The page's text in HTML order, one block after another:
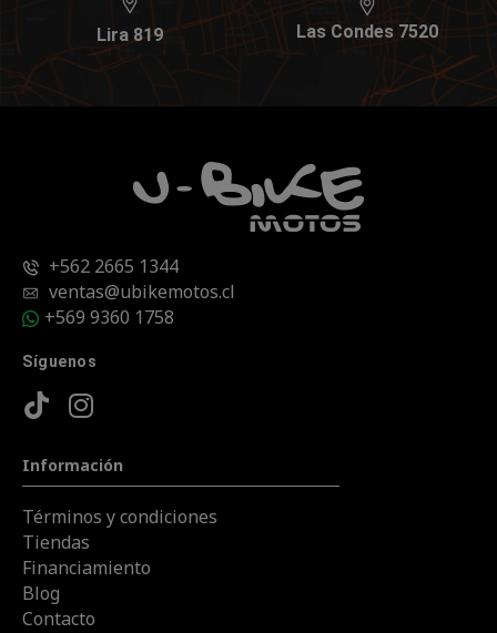
Lira 819 Las Condes 7520
+562 2665 1344
ventas@ubikemotos.cl
+569 9360 1758
Síguenos
Información
Términos y condiciones
Tiendas
Financiamiento
Blog
Contacto